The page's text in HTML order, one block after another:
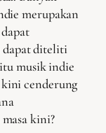
merupakan
dapat diteliti
musik indie
kini cenderung
kini?